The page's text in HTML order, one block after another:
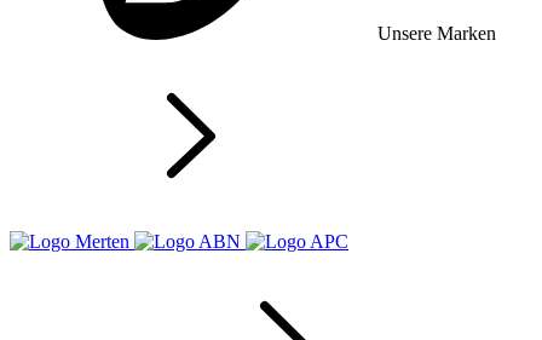
Unsere Marken